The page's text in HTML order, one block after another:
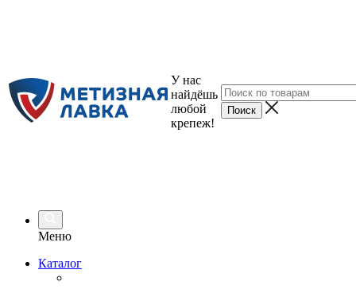
У нас
найдёшь
любой
крепеж!
Меню
Каталог